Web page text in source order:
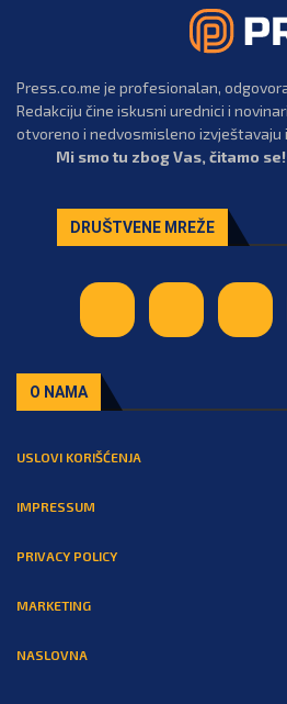
Press.co.me je profesionalan,
Redakciju čine iskusni urednici i
otvoreno i nedvosmisleno izvještavaju
Mi smo tu zbog Vas, čitamo se!
DRUŠTVENE MREŽE
O NAMA
USLOVI KORIŠĆENJA
IMPRESSUM
PRIVACY POLICY
MARKETING
NASLOVNA